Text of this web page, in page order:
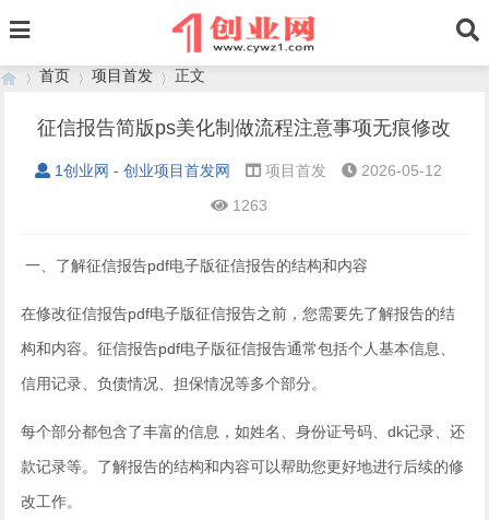
首页
›
项目首发
›
正文
征信报告简版ps美化制做流程注意事项无痕修改
1创业网 - 创业项目首发网 项目首发
2026-05-12
1263
一、了解征信报告pdf电子版征信报告的结构和内容
在修改征信报告pdf电子版征信报告之前，您需要先了解报告的结
构和内容。征信报告pdf电子版征信报告通常包括个人基本信息、
信用记录、负债情况、担保情况等多个部分。
每个部分都包含了丰富的信息，如姓名、身份证号码、dk记录、还
款记录等。了解报告的结构和内容可以帮助您更好地进行后续的修
改工作。